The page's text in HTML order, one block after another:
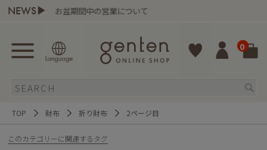
NEWS▶
お盆期間中の営業について
0
TOP 財布 折り財布 2ページ目
このカテゴリーに関連するタグ